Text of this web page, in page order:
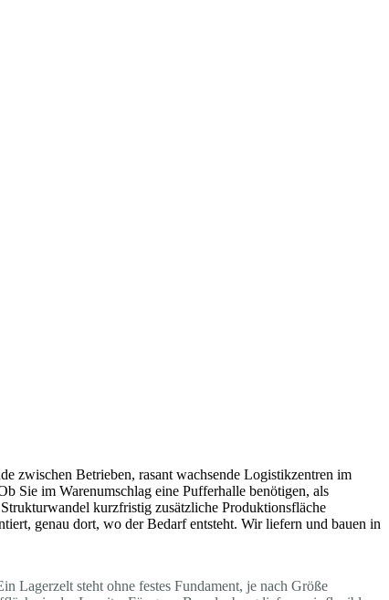
zwischen Betrieben, rasant wachsende Logistikzentren im
Sie im Warenumschlag eine Pufferhalle benötigen, als
kurzfristig zusätzliche Produktionsfläche
genau dort, wo der Bedarf entsteht. Wir liefern und bauen in
Lagerzelt steht ohne festes Fundament, je nach Größe